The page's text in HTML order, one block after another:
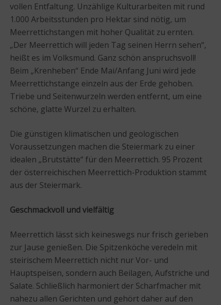
vollen Entfaltung. Unzählige Kulturarbeiten mit rund
1.000 Arbeitsstunden pro Hektar sind nötig, um
Meerrettichstangen mit hoher Qualität zu ernten.
„Der Meerrettich will jeden Tag seinen Herrn sehen“,
heißt es im Volksmund. Ganz schön anspruchsvoll!
Beim „Krenheben“ Ende Mai/Anfang Juni wird jede
Meerrettichstange einzeln aus der Erde gehoben.
Triebe und Seitenwurzeln werden entfernt, um eine
schöne, glatte Wurzel zu erhalten.
Die günstigen klimatischen und geologischen
Voraussetzungen machen die Steiermark zu einer
idealen „Brutstätte“ für den Meerrettich. 95 Prozent
der österreichischen Meerrettich-Produktion stammt
aus der Steiermark.
Geschmackvoll und vielfältig
Meerrettich lässt sich keineswegs nur frisch gerieben
zur Jause genießen. Die Spitzenköche veredeln mit
steirischem Meerrettich nicht nur Vor- und
Hauptspeisen, sondern auch Beilagen, Aufstriche und
Salate. Schließlich harmoniert der Scharfmacher mit
nahezu allen Gerichten und gehört daher auf den